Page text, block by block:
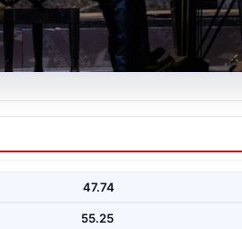
Gümüşlük Müzik
Owen’dan Unutulmaz Konser
büyülemeye…
47.74
55.25